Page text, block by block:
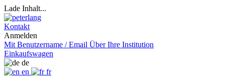
Lade Inhalt...
Kontakt
Anmelden
Mit Benutzername / Email Über Ihre Institution
Einkaufswagen
de
en
fr